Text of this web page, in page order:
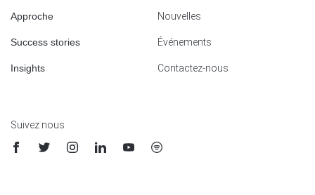
Approche
Success stories
Insights
Nouvelles
Événements
Contactez-nous
Suivez nous